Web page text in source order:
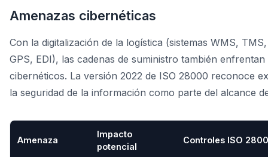
Amenazas cibernéticas
Con la digitalización de la logística (sistemas WMS,
GPS, EDI), las cadenas de suministro también enfrentan
cibernéticos. La versión 2022 de ISO 28000 reconoce
la seguridad de la información como parte del alcance
Amenaza
Impacto
potencial
Controles ISO